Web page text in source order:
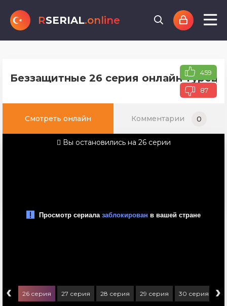
RSERIAL.online
Беззащитные 26 серия онлайн 459
87
Смотреть онлайн Комментарии 0
Вы остановились на 26 серии
‹ 26 серия 27 серия 28 серия 29 серия 30 серия ›